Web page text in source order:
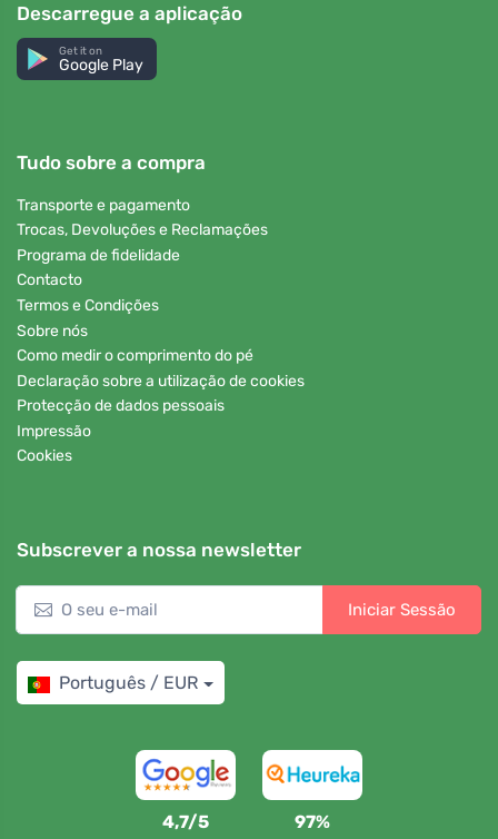
Descarregue a aplicação
Get it on
Google Play
Tudo sobre a compra
Transporte e pagamento
Trocas, Devoluções e Reclamações
Programa de fidelidade
Contacto
Termos e Condições
Sobre nós
Como medir o comprimento do pé
Declaração sobre a utilização de cookies
Protecção de dados pessoais
Impressão
Cookies
Subscrever a nossa newsletter
Iniciar Sessão
Português / EUR
4,7/5 97%